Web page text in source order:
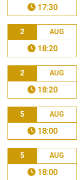
17:30
2 AUG
18:20
2 AUG
18:20
5 AUG
18:00
5 AUG
18:00